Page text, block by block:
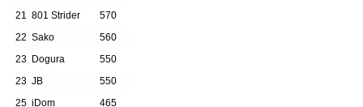
21
801 Strider
570
22 Sako
560
23 Dogura
550
23 JB
550
25 iDom
465